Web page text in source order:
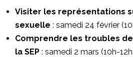
Visiter les représentations
sexuelle : samedi 24 février
Comprendre les troubles
la SEP : samedi 2 mars (10h-